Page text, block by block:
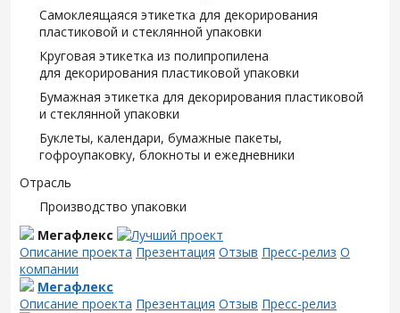
Самоклеящаяся этикетка для декорирования
пластиковой и стеклянной упаковки
Круговая этикетка из полипропилена
для декорирования пластиковой упаковки
Бумажная этикетка для декорирования пластиковой
и стеклянной упаковки
Буклеты, календари, бумажные пакеты,
гофроупаковку, блокноты и ежедневники
Отрасль
Производство упаковки
Мегафлекс
Описание проекта Презентация Отзыв Пресс-релиз О
компании
Мегафлекс
Описание проекта Презентация Отзыв Пресс-релиз